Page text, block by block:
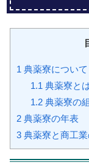
1 典薬寮について
1.1 典薬寮と
1.2典薬寮の
2 典薬寮の年表
3 典薬寮と商工